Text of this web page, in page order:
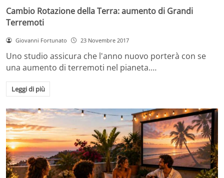
Cambio Rotazione della Terra: aumento di Grandi
Terremoti
Giovanni Fortunato 23 Novembre 2017
Uno studio assicura che l'anno nuovo porterà con se
una aumento di terremoti nel pianeta.…
Leggi di più